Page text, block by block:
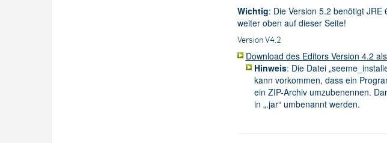
Wichtig: Die Version 5.2 benötigt
weiter oben auf dieser Seite!
Version V4.2
Download des Editors Version 4.2
Hinweis: Die Datei
kann vorkommen, dass ein
ein ZIP-Archiv umzubenennen.
in „.jar“ umbenannt werden.